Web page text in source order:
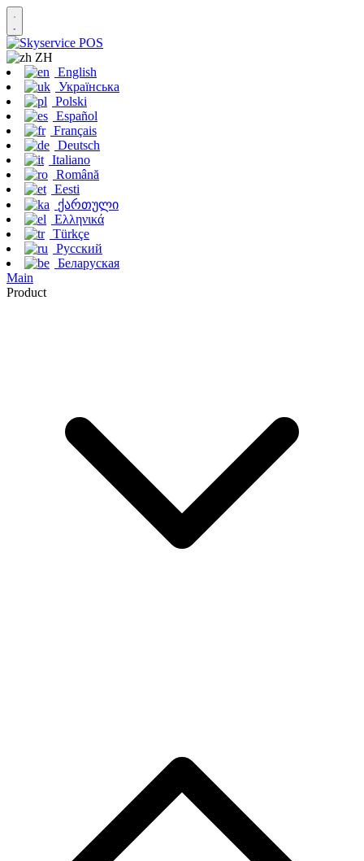
ZH
English
Українська
Polski
Español
Français
Deutsch
Italiano
Română
Eesti
ქართული
Ελληνικά
Türkçe
Русский
Беларуская
Main
Product